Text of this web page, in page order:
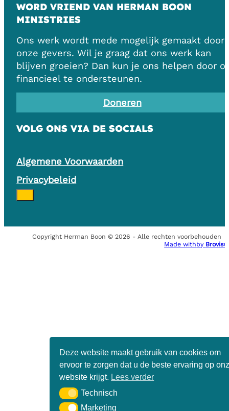
Deze website maakt gebruik van cookies om
ervoor te zorgen dat u de beste ervaring op
website krijgt. Lees verder
TechnischTechnisch
MarketingMarketing
WORD VRIEND VAN HERMAN BOON
MINISTRIES
Ons werk wordt mede mogelijk gemaakt door
onze gevers. Wil je graag dat ons werk kan
blijven groeien? Dan kun je ons helpen door
financieel te ondersteunen.
Doneren
VOLG ONS VIA DE SOCIALS
Algemene Voorwaarden
Privacybeleid
Copyright Herman Boon © 2026 - Alle rechten voorbehouden
Made withby